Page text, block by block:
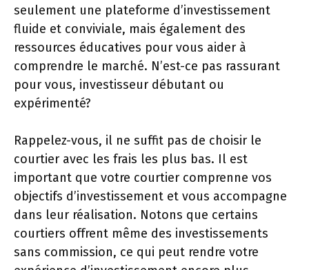
seulement une plateforme d’investissement
fluide et conviviale, mais également des
ressources éducatives pour vous aider à
comprendre le marché. N’est-ce pas rassurant
pour vous, investisseur débutant ou
expérimenté?
Rappelez-vous, il ne suffit pas de choisir le
courtier avec les frais les plus bas. Il est
important que votre courtier comprenne vos
objectifs d’investissement et vous accompagne
dans leur réalisation. Notons que certains
courtiers offrent même des investissements
sans commission, ce qui peut rendre votre